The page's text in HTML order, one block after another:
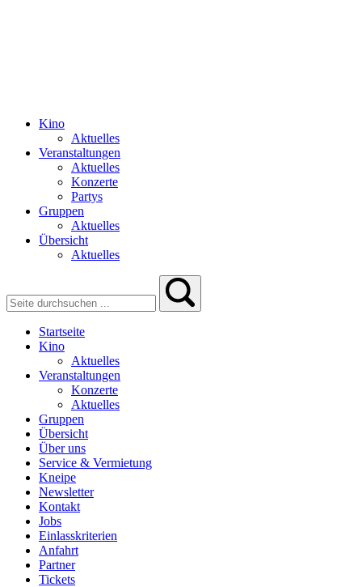
Kino
Aktuelles
Veranstaltungen
Aktuelles
Konzerte
Partys
Gruppen
Aktuelles
Übersicht
Aktuelles
Startseite
Kino
Aktuelles
Veranstaltungen
Konzerte
Aktuelles
Gruppen
Übersicht
Über uns
Service & Vermietung
Kneipe
Newsletter
Kontakt
Jobs
Einlasskriterien
Anfahrt
Partner
Tickets